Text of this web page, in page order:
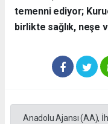
temenni ediyor;
birlikte sağlık, neşe
Anadolu Ajansı (AA),